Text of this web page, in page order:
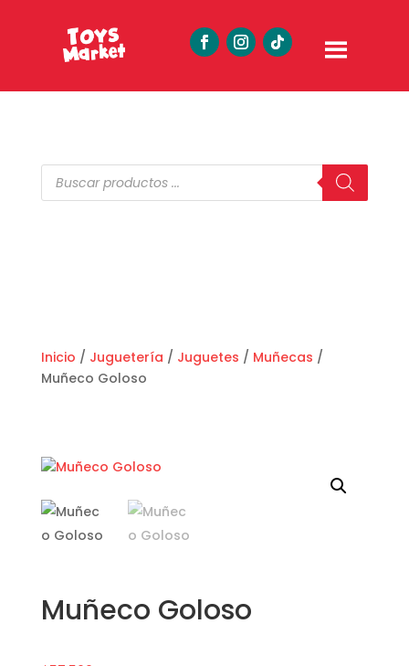
Búsqueda
de
productos
Inicio / Juguetería / Juguetes / Muñecas /
Muñeco Goloso
Muñeco Goloso